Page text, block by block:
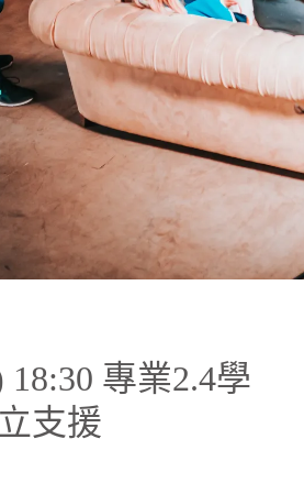
18:30 專業2.4學
支援